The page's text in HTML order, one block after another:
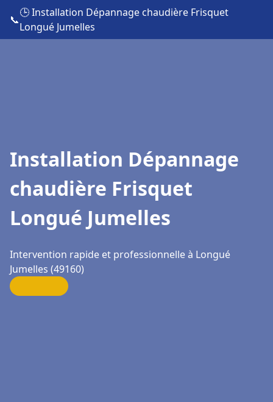
📞
🕒 Installation Dépannage chaudière Frisquet
Longué Jumelles
Installation Dépannage
chaudière Frisquet
Longué Jumelles
Intervention rapide et professionnelle à Longué
Jumelles (49160)